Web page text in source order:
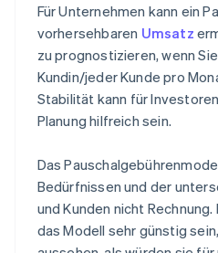
Für Unternehmen kann ein
vorhersehbaren Umsatz
zu prognostizieren, wenn
Kundin/jeder Kunde pro
Stabilität kann für
Planung hilfreich sein.
Das
Bedürfnissen und der
und Kunden nicht
das Modell sehr günstig